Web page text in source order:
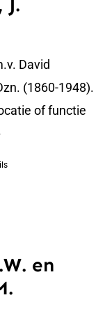
J.
David
(1860-1948).
of functie
en